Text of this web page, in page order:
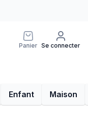
Panier Se connecter
Enfant Maison